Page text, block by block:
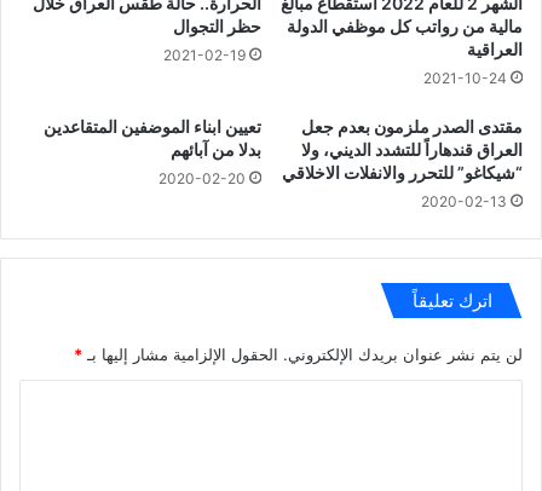
مالية من رواتب كل موظفي الدولة
العراقية
2021-10-24
حظر التجوال
2021-02-19
مقتدى الصدر ملزمون بعدم جعل
العراق قندهاراً للتشدد الديني، ولا
“شيكاغو” للتحرر والانفلات الاخلاقي
2020-02-13
تعيين ابناء الموضفين المتقاعدين
بدلا من آبائهم
2020-02-20
اترك تعليقاً
لن يتم نشر عنوان بريدك الإلكتروني. الحقول الإلزامية مشار إليها بـ *